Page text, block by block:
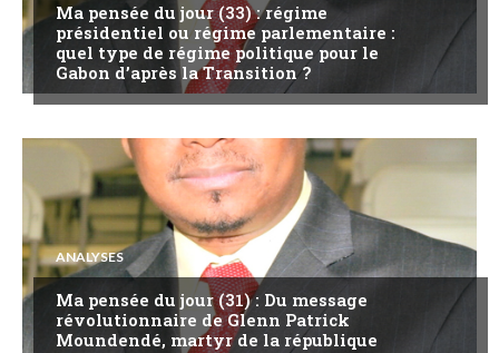
Ma pensée du jour (33) : régime
présidentiel ou régime parlementaire :
quel type de régime politique pour le
Gabon d’après la Transition ?
ANALYSES
Ma pensée du jour (31) : Du message
révolutionnaire de Glenn Patrick
Moundendé, martyr de la république